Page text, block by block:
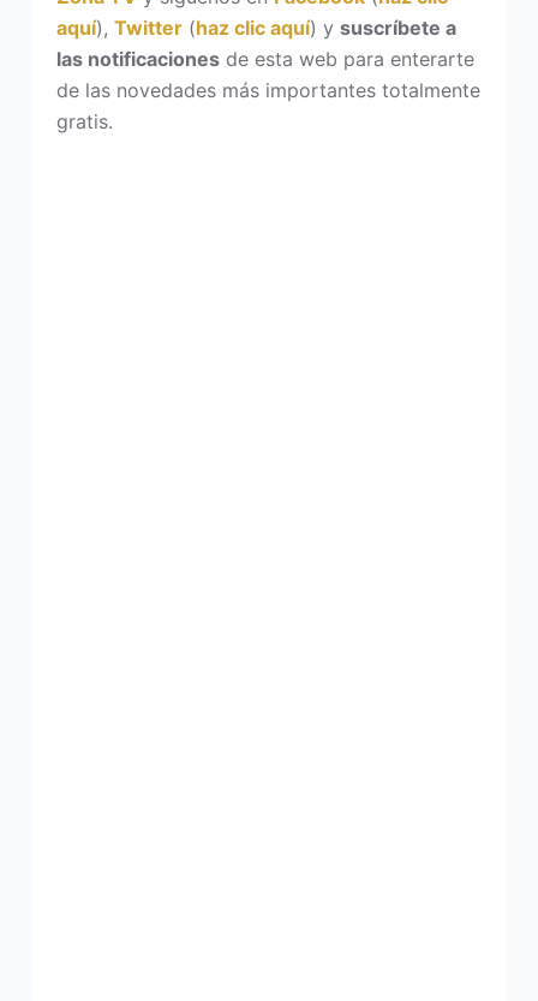
aquí), Twitter(haz clic aquí) y suscríbete a
las notificacionesde esta web para enterarte
de las novedades más importantes totalmente
gratis.